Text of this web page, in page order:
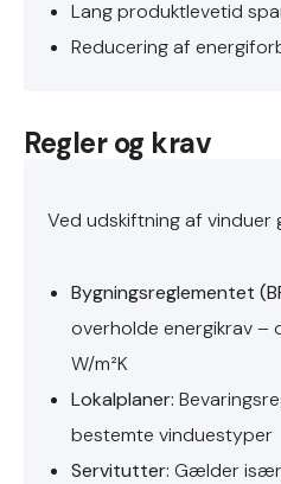
Lang produktlevetid
Reducering af
Regler og krav
Ved udskiftning af vinduer
Bygningsreglementet
overholde energikrav –
W/m²K
Lokalplaner:
bestemte vinduestyper
Servitutter: Gælder